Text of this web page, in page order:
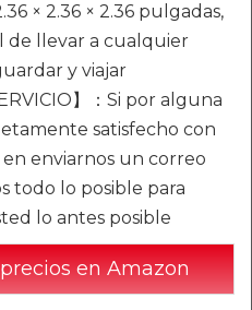
× 2.36 × 2.36 pulgadas,
de llevar a cualquier
y viajar
】：Si por alguna
satisfecho con
enviarnos un correo
todo lo posible para
lo antes posible
en Amazon